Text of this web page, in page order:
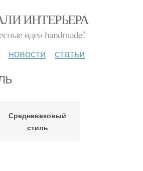
ИНТЕРЬЕРА
идеи handmade!
новости статьи
Средневековый
стиль